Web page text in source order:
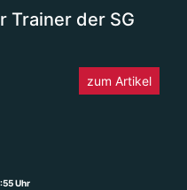
Trainer der SG
zum Artikel
Uhr